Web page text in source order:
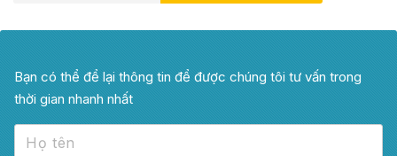
Bạn có thể để lại thông tin để được chúng tôi tư vấn trong
thời gian nhanh nhất